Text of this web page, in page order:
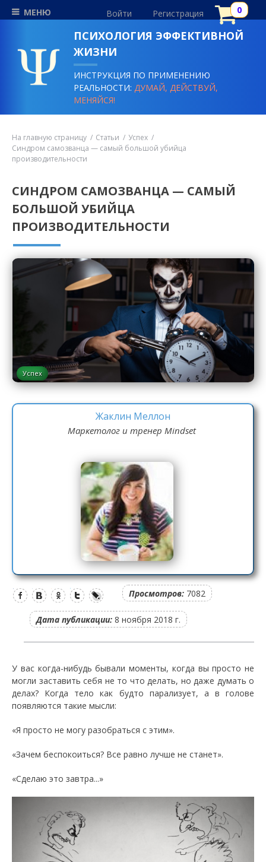
МЕНЮ Войти Регистрация
ПСИХОЛОГИЯ ЭФФЕКТИВНОЙ
ЖИЗНИ
ИНСТРУКЦИЯ ПО ПРИМЕНЕНИЮ
РЕАЛЬНОСТИ:ДУМАЙ, ДЕЙСТВУЙ,
МЕНЯЙСЯ!
На главную страницу Статьи
Успех
Синдром самозванца — самый большой убийца
производительности
СИНДРОМ САМОЗВАНЦА — САМЫЙ
БОЛЬШОЙ УБИЙЦА
ПРОИЗВОДИТЕЛЬНОСТИ
Успех
Жаклин Меллон
Маркетолог и тренер Mindset
Просмотров: 7082
Дата публикации: 8 ноября 2018 г.
У вас когда-нибудь бывали моменты, когда вы просто не
могли заставить себя не то что делать, но даже думать о
делах? Когда тело как будто парализует, а в голове
появляются такие мысли:
«Я просто не могу разобраться с этим».
«Зачем беспокоиться? Все равно лучше не станет».
«Сделаю это завтра...»